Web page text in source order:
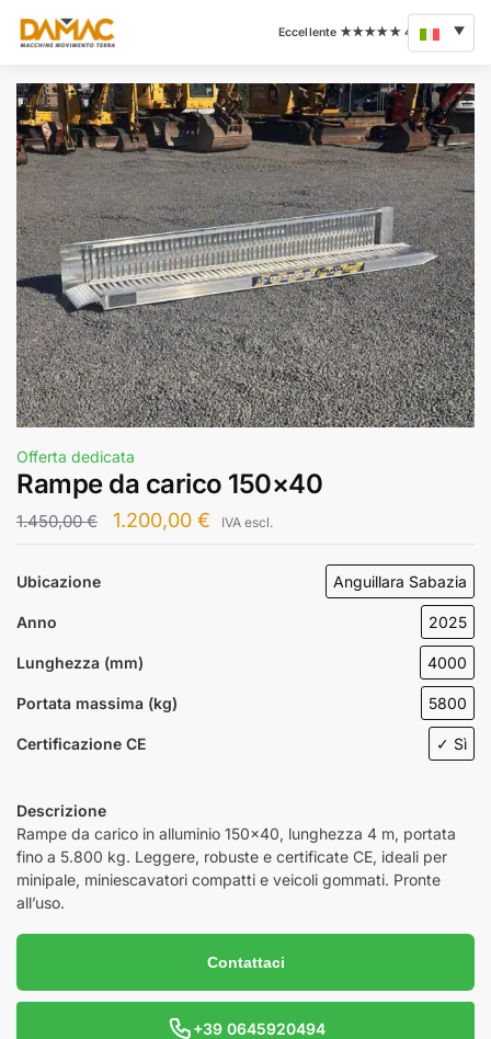
Offerta dedicata
Rampe da carico 150×40
1.450,00€ 1.200,00 € IVA escl.
Ubicazione Anguillara Sabazia
Anno 2025
Lunghezza (mm) 4000
Portata massima (kg) 5800
Certificazione CE ✓ Sì
Descrizione
Rampe da carico in alluminio 150×40, lunghezza 4 m, portata
fino a 5.800 kg. Leggere, robuste e certificate CE, ideali per
minipale, miniescavatori compatti e veicoli gommati. Pronte
all’uso.
Contattaci
+39 0645920494